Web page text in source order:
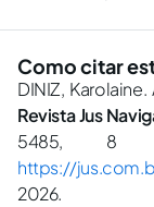
Como citar
DINIZ,
Revista Jus
5485, 8
https://
2026.